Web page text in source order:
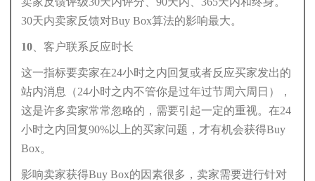
30天内卖家反馈对Buy Box算法的影响最大。
10、客户联系反应时长
这一指标要卖家在24小时之内回复或者反应买家发出的
站内消息（24小时之内不管你是过年过节周六周日），
这是许多卖家常常忽略的，需要引起一定的重视。在24
小时之内回复90%以上的买家问题，才有机会获得Buy
Box。
影响卖家获得Buy Box的因素很多，卖家需要进行针对